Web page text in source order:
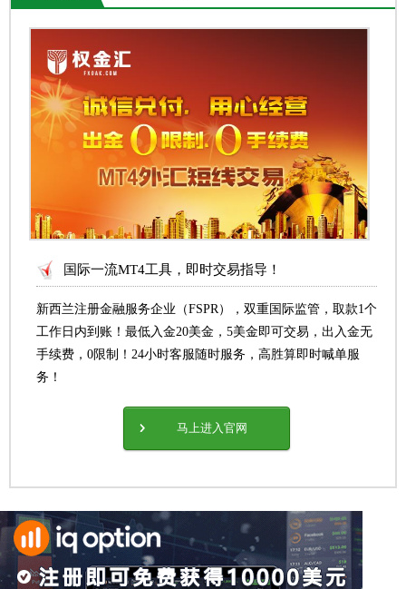
国际一流MT4工具，即时交易指导！
新西兰注册金融服务企业（FSPR），双重国际监管，取款1个
工作日内到账！最低入金20美金，5美金即可交易，出入金无
手续费，0限制！24小时客服随时服务，高胜算即时喊单服
务！
马上进入官网